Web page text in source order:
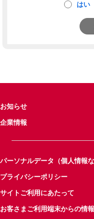
はい
お知らせ
企業情報
パーソナルデータ（個人情報
プライバシーポリシー
サイトご利用にあたって
お客さまご利用端末からの情